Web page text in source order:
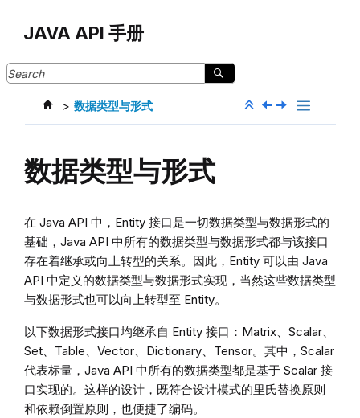
JAVA API 手册
数据类型与形式
数据类型与形式
在 Java API 中，Entity 接口是一切数据类型与数据形式的
基础，Java API 中所有的数据类型与数据形式都与该接口
存在着继承或向上转型的关系。因此，Entity 可以由 Java
API 中定义的数据类型与数据形式实现，当然这些数据类型
与数据形式也可以向上转型至 Entity。
以下数据形式接口均继承自 Entity 接口：Matrix、Scalar、
Set、Table、Vector、Dictionary、Tensor。其中，Scalar
代表标量，Java API 中所有的数据类型都是基于 Scalar 接
口实现的。这样的设计，既符合设计模式的里氏替换原则
和依赖倒置原则，也便捷了编码。